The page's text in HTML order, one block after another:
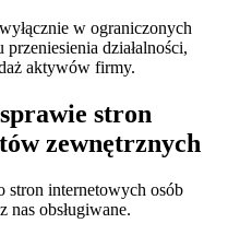
w ograniczonych
działalności,
aktywów firmy.
stron
zewnętrznych
stron internetowych osób
nas obsługiwane.